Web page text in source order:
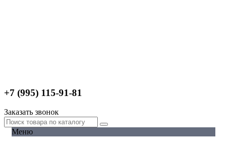
+7 (995) 115-91-81
Заказать звонок
Меню